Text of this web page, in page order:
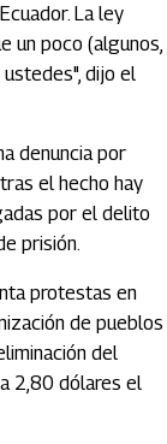
La ley
un poco (algunos,
dijo el
denuncia por
el hecho hay
por el delito
prisión.
protestas en
de pueblos
del
2,80 dólares el